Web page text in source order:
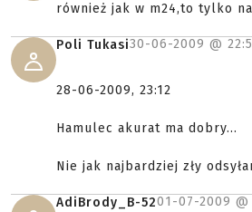
również jak w m24,to tylko
Poli Tukasi30-06-2009 @
28-06-2009, 23:12
Hamulec akurat ma dobry...
Nie jak najbardziej zły
AdiBrody_B-5201-07-2009 @